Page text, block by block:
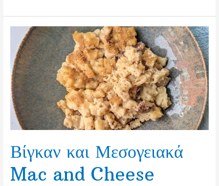
μαγειρεμένες
Βίγκαν και Μεσογειακά
Mac and Cheese